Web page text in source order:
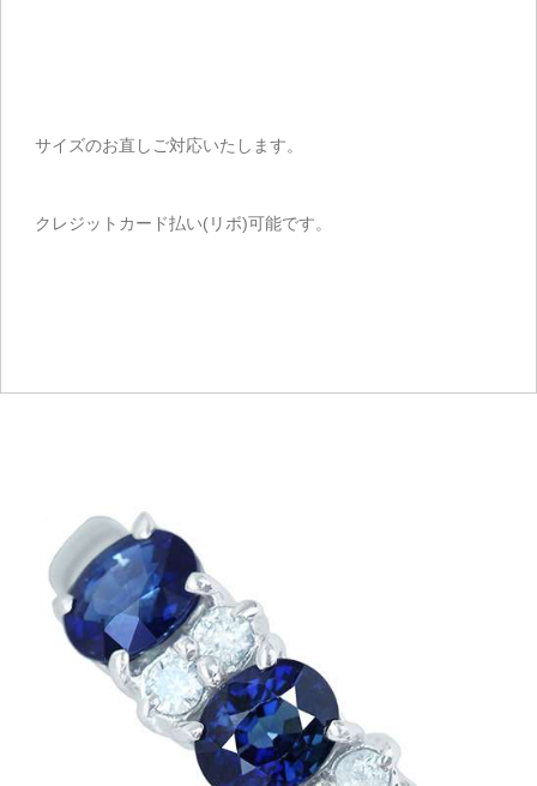
サイズのお直しご対応いたします。
クレジットカード払い(リボ)可能です。